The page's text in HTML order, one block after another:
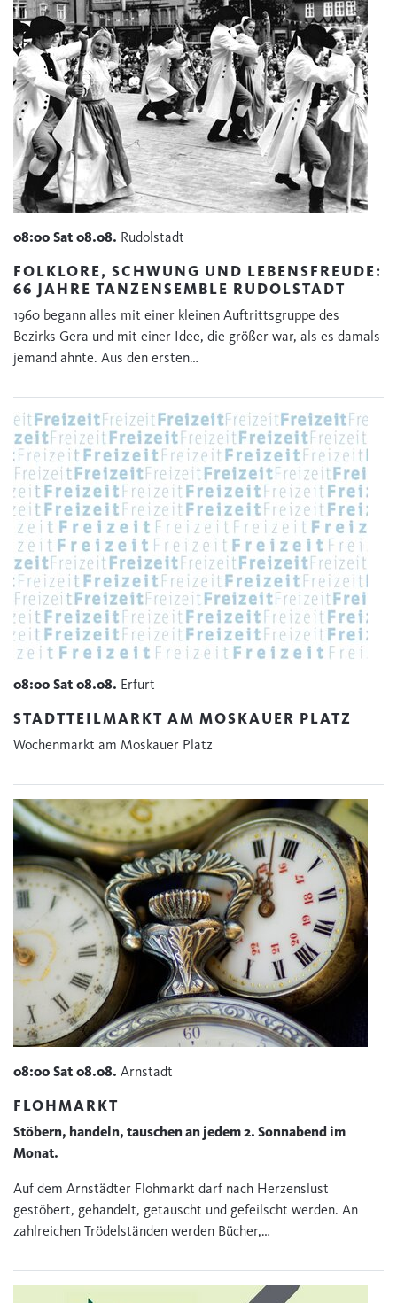
08:00 Sat 08.08. Rudolstadt
FOLKLORE, SCHWUNG UND LEBENSFREUDE:
66 JAHRE TANZENSEMBLE RUDOLSTADT
1960 begann alles mit einer kleinen Auftrittsgruppe des
Bezirks Gera und mit einer Idee, die größer war, als es damals
jemand ahnte. Aus den ersten…
08:00 Sat 08.08. Erfurt
STADTTEILMARKT AM MOSKAUER PLATZ
Wochenmarkt am Moskauer Platz
08:00 Sat 08.08. Arnstadt
FLOHMARKT
Stöbern, handeln, tauschen an jedem 2. Sonnabend im
Monat.
Auf dem Arnstädter Flohmarkt darf nach Herzenslust
gestöbert, gehandelt, getauscht und gefeilscht werden. An
zahlreichen Trödelständen werden Bücher,…